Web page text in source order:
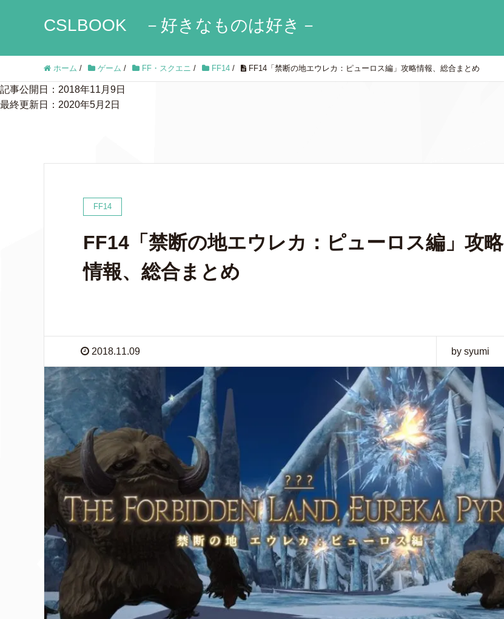
CSLBOOK －好きなものは好き－
ホーム / ゲーム / FF・スクエニ / FF14 / FF14「禁断の地エウレカ：ピューロス編」攻略情報、総合まとめ
記事公開日：2018年11月9日
最終更新日：2020年5月2日
FF14
FF14「禁断の地エウレカ：ピューロス編」攻略
情報、総合まとめ
2018.11.09 by syumi